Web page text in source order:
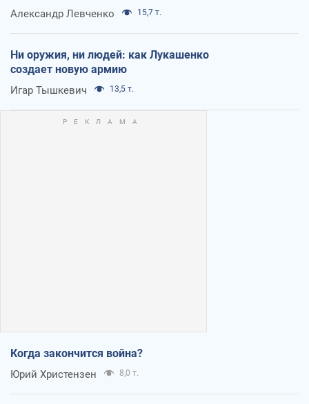
Александр Левченко 15,7 т.
Ни оружия, ни людей: как Лукашенко
создает новую армию
Игар Тышкевич 13,5 т.
Когда закончится война?
Юрий Христензен 8,0 т.